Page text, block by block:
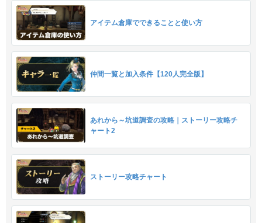
アイテム倉庫でできることと使い方
仲間一覧と加入条件【120人完全版】
あれから～坑道調査の攻略｜ストーリー攻略チ
ャート2
ストーリー攻略チャート